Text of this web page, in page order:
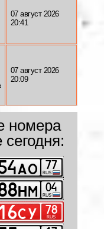
07 август 2026
20:41
07 август 2026
20:09
номера